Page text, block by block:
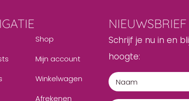
Shop
Mijn account
Winkelwagen
Afrekenen
NIEUWSBRIEF
Schrijf je nu in en
hoogte: